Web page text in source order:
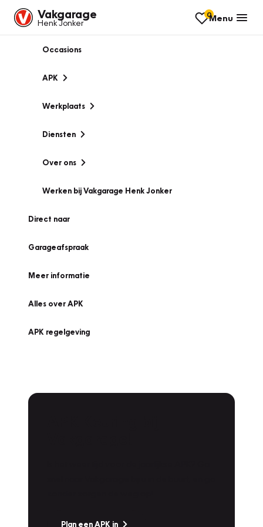
Vakgarage
Henk Jonker
0Menu
Occasions
APK
Werkplaats
Diensten
Over ons
Werken bij Vakgarage Henk Jonker
Direct naar
Garageafspraak
Meer informatie
Alles over APK
APK regelgeving
Plan een APK in